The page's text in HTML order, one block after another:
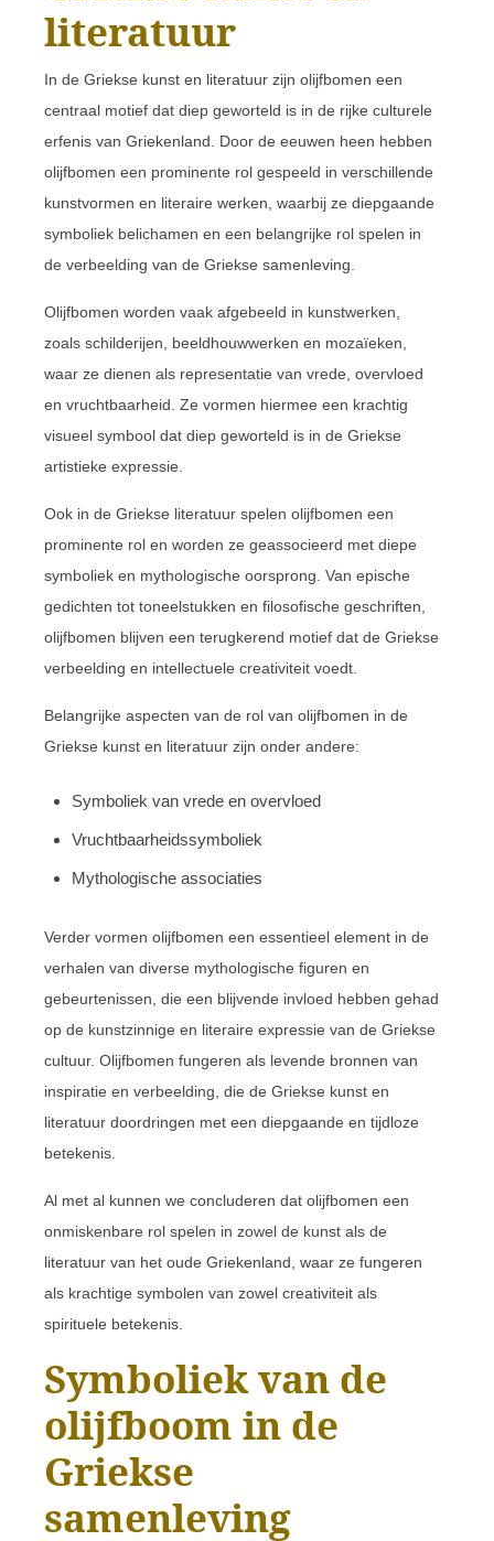
literatuur
In de Griekse kunst en literatuur zijn olijfbomen een
centraal motief dat diep geworteld is in de rijke culturele
erfenis van Griekenland. Door de eeuwen heen hebben
olijfbomen een prominente rol gespeeld in verschillende
kunstvormen en literaire werken, waarbij ze diepgaande
symboliek belichamen en een belangrijke rol spelen in
de verbeelding van de Griekse samenleving.
Olijfbomen worden vaak afgebeeld in kunstwerken,
zoals schilderijen, beeldhouwwerken en mozaïeken,
waar ze dienen als representatie van vrede, overvloed
en vruchtbaarheid. Ze vormen hiermee een krachtig
visueel symbool dat diep geworteld is in de Griekse
artistieke expressie.
Ook in de Griekse literatuur spelen olijfbomen een
prominente rol en worden ze geassocieerd met diepe
symboliek en mythologische oorsprong. Van epische
gedichten tot toneelstukken en filosofische geschriften,
olijfbomen blijven een terugkerend motief dat de Griekse
verbeelding en intellectuele creativiteit voedt.
Belangrijke aspecten van de rol van olijfbomen in de
Griekse kunst en literatuur zijn onder andere:
Symboliek van vrede en overvloed
Vruchtbaarheidssymboliek
Mythologische associaties
Verder vormen olijfbomen een essentieel element in de
verhalen van diverse mythologische figuren en
gebeurtenissen, die een blijvende invloed hebben gehad
op de kunstzinnige en literaire expressie van de Griekse
cultuur. Olijfbomen fungeren als levende bronnen van
inspiratie en verbeelding, die de Griekse kunst en
literatuur doordringen met een diepgaande en tijdloze
betekenis.
Al met al kunnen we concluderen dat olijfbomen een
onmiskenbare rol spelen in zowel de kunst als de
literatuur van het oude Griekenland, waar ze fungeren
als krachtige symbolen van zowel creativiteit als
spirituele betekenis.
Symboliek van de
olijfboom in de
Griekse
samenleving